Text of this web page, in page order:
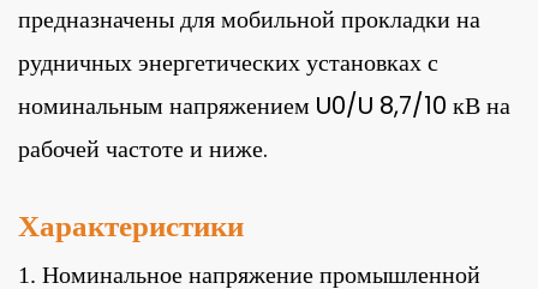
предназначены для мобильной прокладки на
рудничных энергетических установках с
номинальным напряжением U0/U 8,7/10 кВ на
рабочей частоте и ниже.
Характеристики
1. Номинальное напряжение промышленной